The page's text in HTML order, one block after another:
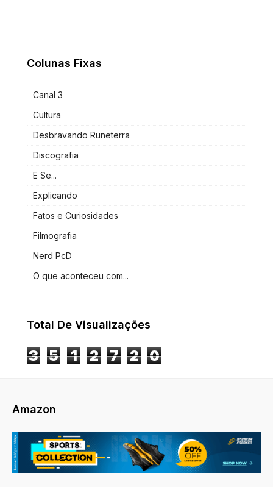
Colunas Fixas
Canal 3
Cultura
Desbravando Runeterra
Discografia
E Se...
Explicando
Fatos e Curiosidades
Filmografia
Nerd PcD
O que aconteceu com...
Total De Visualizações
3 5 1 2 7 2 0
Amazon